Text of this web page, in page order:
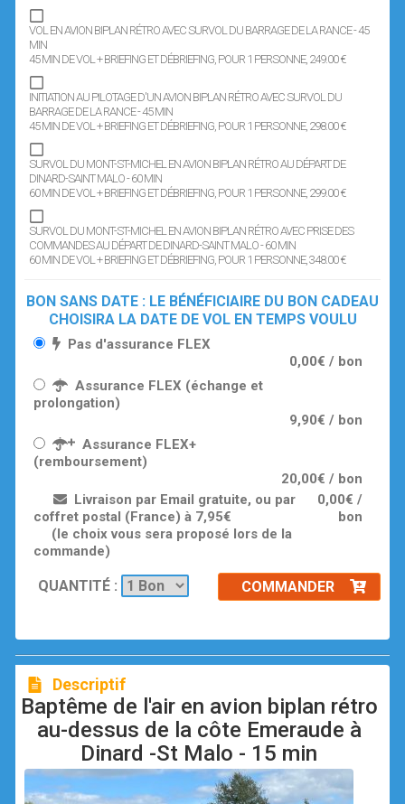
VOL EN AVION BIPLAN RÉTRO AVEC SURVOL DU BARRAGE DE LA RANCE - 45
MIN
45 MIN DE VOL + BRIEFING ET DÉBRIEFING, POUR 1 PERSONNE, 249.00 €
INITIATION AU PILOTAGE D'UN AVION BIPLAN RÉTRO AVEC SURVOL DU
BARRAGE DE LA RANCE - 45 MIN
45 MIN DE VOL + BRIEFING ET DÉBRIEFING, POUR 1 PERSONNE, 298.00 €
SURVOL DU MONT-ST-MICHEL EN AVION BIPLAN RÉTRO AU DÉPART DE
DINARD-SAINT MALO - 60 MIN
60 MIN DE VOL + BRIEFING ET DÉBRIEFING, POUR 1 PERSONNE, 299.00 €
SURVOL DU MONT-ST-MICHEL EN AVION BIPLAN RÉTRO AVEC PRISE DES
COMMANDES AU DÉPART DE DINARD-SAINT MALO - 60 MIN
60 MIN DE VOL + BRIEFING ET DÉBRIEFING, POUR 1 PERSONNE, 348.00 €
BON SANS DATE : LE BÉNÉFICIAIRE DU BON CADEAU
CHOISIRA LA DATE DE VOL EN TEMPS VOULU
Pas d'assurance FLEX
0,00€ / bon
Assurance FLEX (échange et
prolongation)
9,90€ / bon
Assurance FLEX+
(remboursement)
20,00€ / bon
Livraison par Email gratuite, ou par
coffret postal (France) à 7,95€
(le choix vous sera proposé lors de la
commande)
0,00€ /
bon
QUANTITÉ : COMMANDER
Descriptif
Baptême de l'air en avion biplan rétro
au-dessus de la côte Emeraude à
Dinard -St Malo - 15 min